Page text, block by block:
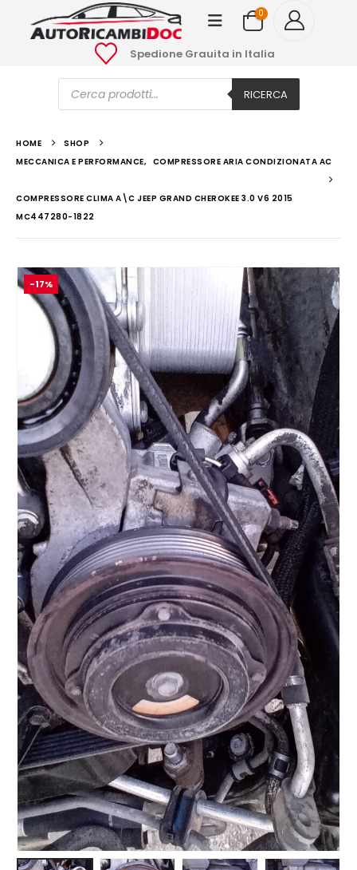
0
Spedione Grauita in Italia
Ricerca
prodotti RICERCA
HOME
SHOP
MECCANICA E PERFORMANCE, COMPRESSORE ARIA CONDIZIONATA AC
COMPRESSORE CLIMA A\C JEEP GRAND CHEROKEE 3.0 V6 2015
MC447280-1822
-17%